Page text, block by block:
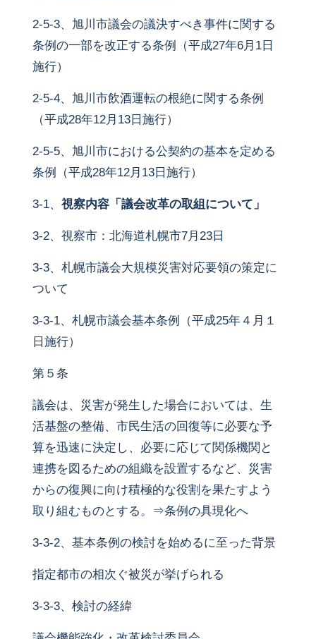
2-5-3、旭川市議会の議決すべき事件に関する
条例の一部を改正する条例（平成27年6月1日
施行）
2-5-4、旭川市飲酒運転の根絶に関する条例
（平成28年12月13日施行）
2-5-5、旭川市における公契約の基本を定める
条例（平成28年12月13日施行）
3-1、 視察内容「議会改革の取組について」
3-2、視察市：北海道札幌市7月23日
3-3、札幌市議会大規模災害対応要領の策定に
ついて
3-3-1、札幌市議会基本条例（平成25年４月１
日施行）
第５条
議会は、災害が発生した場合においては、生
活基盤の整備、市民生活の回復等に必要な予
算を迅速に決定し、必要に応じて関係機関と
連携を図るための組織を設置するなど、災害
からの復興に向け積極的な役割を果たすよう
取り組むものとする。⇒条例の具現化へ
3-3-2、基本条例の検討を始めるに至った背景
指定都市の相次ぐ被災が挙げられる
3-3-3、検討の経緯